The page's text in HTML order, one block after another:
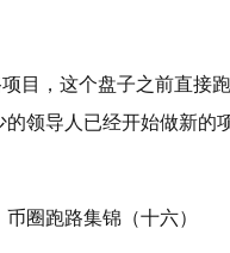
目，这个盘子之前直接
领导人已经开始做新的